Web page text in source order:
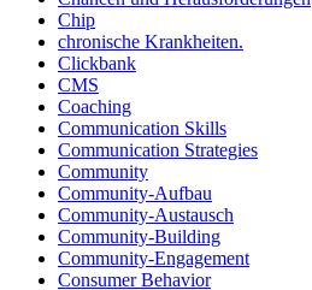
Chip
chronische Krankheiten.
Clickbank
CMS
Coaching
Communication Skills
Communication Strategies
Community
Community-Aufbau
Community-Austausch
Community-Building
Community-Engagement
Consumer Behavior